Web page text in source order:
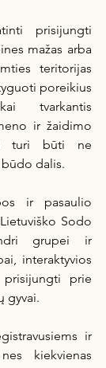
prisijungti
mažas arba
teritorijas
poreikius
tvarkantis
ir žaidimo
turi būti ne
dalis.
ir pasaulio
Sodo
grupei ir
interaktyvios
prie
gyvai.
ir
kiekvienas